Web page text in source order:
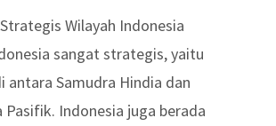
Wilayah Indonesia
sangat strategis, yaitu
antara Samudra Hindia dan
Pasifik. Indonesia juga berada